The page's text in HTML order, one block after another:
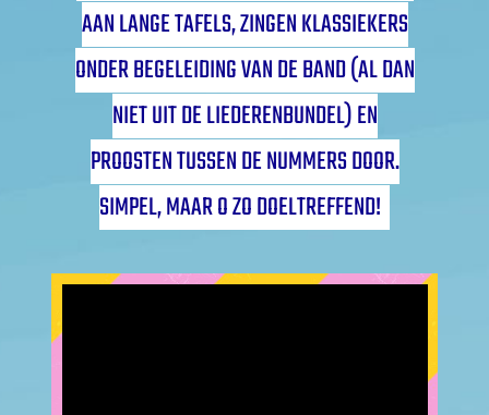
AAN LANGE TAFELS, ZINGEN KLASSIEKERS
ONDER BEGELEIDING VAN DE BAND (AL DAN
NIET UIT DE LIEDERENBUNDEL) EN
PROOSTEN TUSSEN DE NUMMERS DOOR.
SIMPEL, MAAR O ZO DOELTREFFEND!